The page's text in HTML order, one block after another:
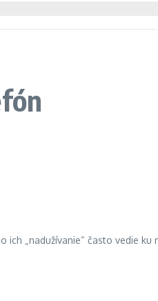
„nadužívanie“ často vedie